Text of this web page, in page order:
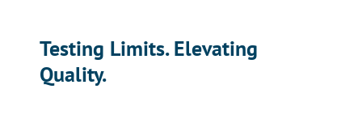
Testing Limits. Elevating
Quality.